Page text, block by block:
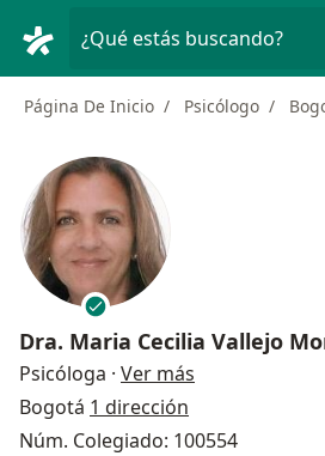
¿Qué estás buscando?
Página De Inicio Psicólogo
Dra. Maria Cecilia Vallejo
Psicóloga · Ver más
Bogotá 1 dirección
Núm. Colegiado: 100554